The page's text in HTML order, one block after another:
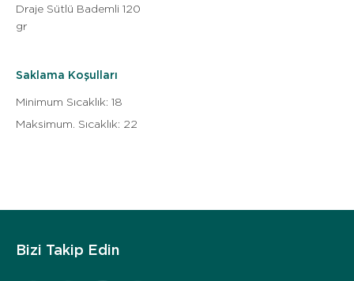
Draje Sütlü Bademli 120
gr
Saklama Koşulları
Minimum Sıcaklık: 18
Maksimum. Sıcaklık: 22
Bizi Takip Edin